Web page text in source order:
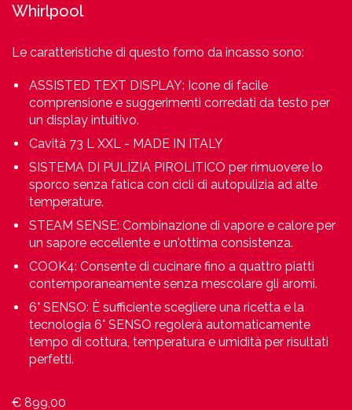
Whirlpool
Le caratteristiche di questo forno da incasso sono:
ASSISTED TEXT DISPLAY: Icone di facile
comprensione e suggerimenti corredati da testo per
un display intuitivo.
Cavità 73 L XXL - MADE IN ITALY
SISTEMA DI PULIZIA PIROLITICO per rimuovere lo
sporco senza fatica con cicli di autopulizia ad alte
temperature.
STEAM SENSE: Combinazione di vapore e calore per
un sapore eccellente e un'ottima consistenza.
COOK4: Consente di cucinare fino a quattro piatti
contemporaneamente senza mescolare gli aromi.
6° SENSO: È sufficiente scegliere una ricetta e la
tecnologia 6° SENSO regolerà automaticamente
tempo di cottura, temperatura e umidità per risultati
perfetti.
€ 899,00